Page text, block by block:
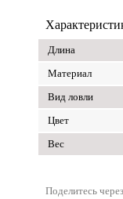
Длина
Материал
Вид ловли
Цвет
Вес
Поделитесь